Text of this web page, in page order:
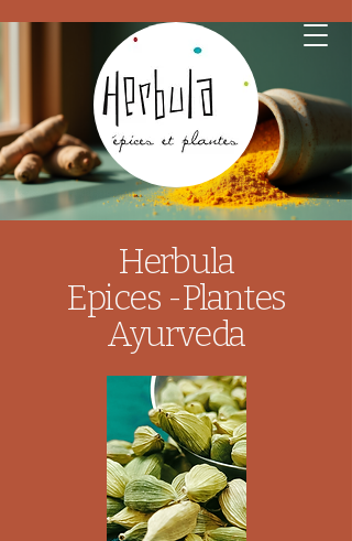
Herbula
Epices et Plantes
Ayurveda
Herbula
Epices -Plantes
Ayurveda